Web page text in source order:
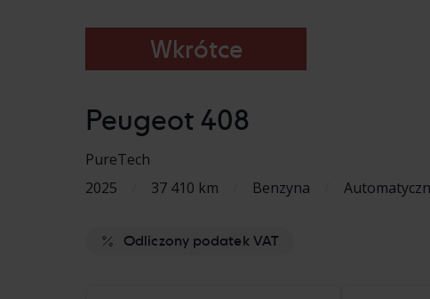
Wkrótce
Peugeot 408
PureTech
2025
37 410 km Benzyna
Odliczony podatek VAT